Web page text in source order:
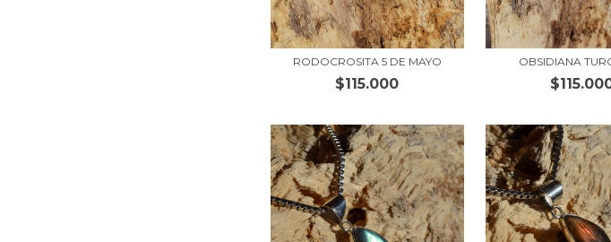
RODOCROSITA 5 DE MAYO
$115.000
OBSIDIANA